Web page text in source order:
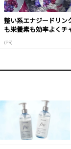
整い系エナジードリン
も栄養素も効率よくチ
(PR)